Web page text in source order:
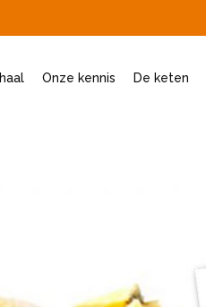
Onze kennis De keten